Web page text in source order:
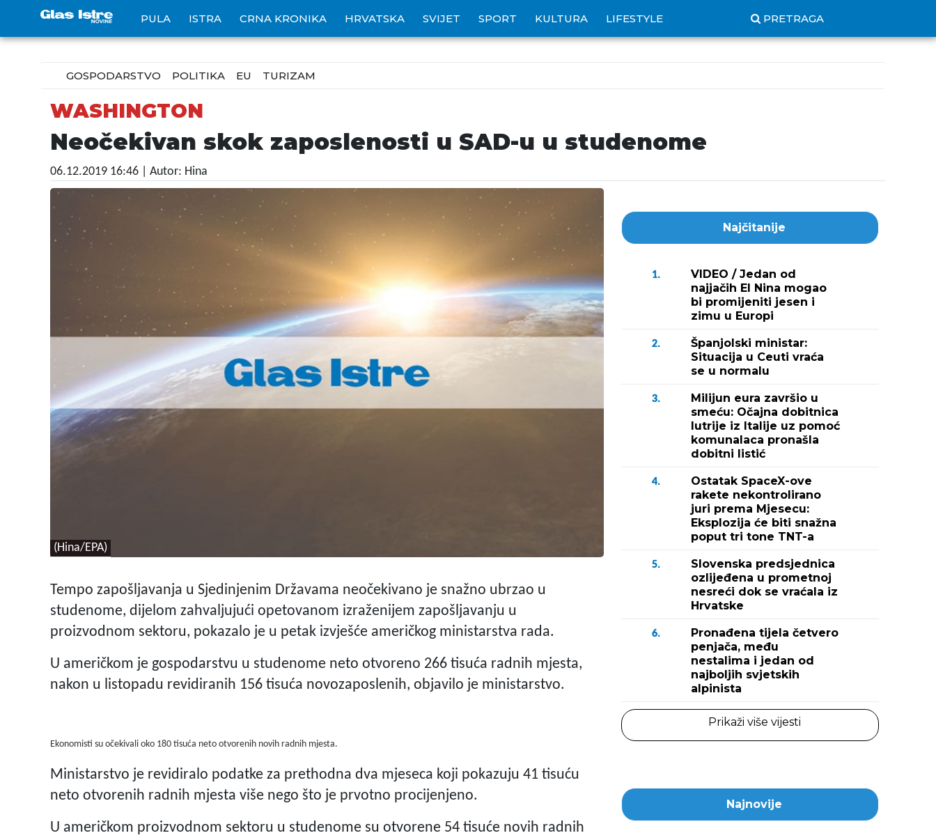
PULA ISTRA CRNA KRONIKA HRVATSKA SVIJET SPORT KULTURA LIFESTYLE PRETRAGA
GOSPODARSTVO POLITIKA EU TURIZAM
WASHINGTON
Neočekivan skok zaposlenosti u SAD-u u studenome
06.12.2019 16:46 | Autor: Hina
(Hina/EPA)
Tempo zapošljavanja u Sjedinjenim Državama neočekivano je snažno ubrzao u
studenome, dijelom zahvaljujući opetovanom izraženijem zapošljavanju u
proizvodnom sektoru, pokazalo je u petak izvješće američkog ministarstva rada.
U američkom je gospodarstvu u studenome neto otvoreno 266 tisuća radnih mjesta,
nakon u listopadu revidiranih 156 tisuća novozaposlenih, objavilo je ministarstvo.
Ekonomisti su očekivali oko 180 tisuća neto otvorenih novih radnih mjesta.
Ministarstvo je revidiralo podatke za prethodna dva mjeseca koji pokazuju 41 tisuću
neto otvorenih radnih mjesta više nego što je prvotno procijenjeno.
U američkom proizvodnom sektoru u studenome su otvorene 54 tisuće novih radnih
Najčitanije
1.
VIDEO / Jedan od
najjačih El Nina mogao
bi promijeniti jesen i
zimu u Europi
2.
Španjolski ministar:
Situacija u Ceuti vraća
se u normalu
3.
Milijun eura završio u
smeću: Očajna dobitnica
lutrije iz Italije uz pomoć
komunalaca pronašla
dobitni listić
4.
Ostatak SpaceX-ove
rakete nekontrolirano
juri prema Mjesecu:
Eksplozija će biti snažna
poput tri tone TNT-a
5.
Slovenska predsjednica
ozlijeđena u prometnoj
nesreći dok se vraćala iz
Hrvatske
6.
Pronađena tijela četvero
penjača, među
nestalima i jedan od
najboljih svjetskih
alpinista
Prikaži više vijesti
Najnovije